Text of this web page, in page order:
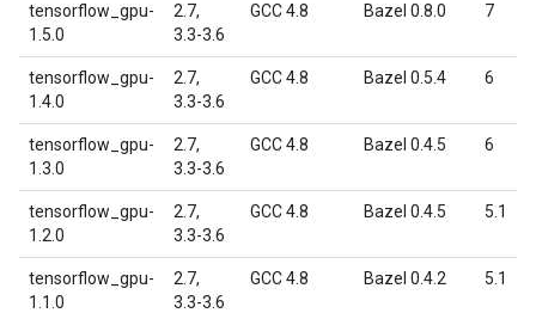
tensorflow_gpu-
1.5.0
2.7,
3.3-3.6
GCC 4.8 Bazel 0.8.0 7
tensorflow_gpu-
1.4.0
2.7,
3.3-3.6
GCC 4.8 Bazel 0.5.4 6
tensorflow_gpu-
1.3.0
2.7,
3.3-3.6
GCC 4.8 Bazel 0.4.5 6
tensorflow_gpu-
1.2.0
2.7,
3.3-3.6
GCC 4.8 Bazel 0.4.5 5.1
tensorflow_gpu-
1.1.0
2.7,
3.3-3.6
GCC 4.8 Bazel 0.4.2 5.1